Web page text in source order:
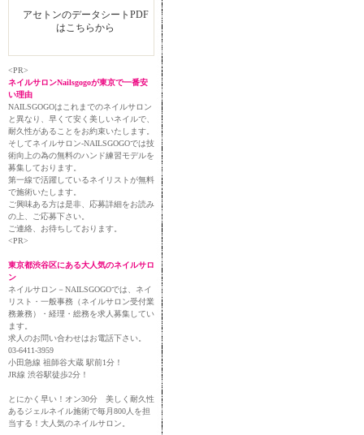
アセトンのデータシートPDF
はこちらから
<PR>
ネイルサロンNailsgogoが東京で一番安
い理由
NAILSGOGOはこれまでのネイルサロン
と異なり、早くて安く美しいネイルで、
耐久性があることをお約束いたします。
そしてネイルサロン-NAILSGOGOでは技
術向上の為の無料のハンド練習モデルを
募集しております。
第一線で活躍しているネイリストが無料
で施術いたします。
ご興味ある方は是非、応募詳細をお読み
の上、ご応募下さい。
ご連絡、お待ちしております。
<PR>
東京都渋谷区にある大人気のネイルサロ
ン
ネイルサロン－NAILSGOGOでは、ネイ
リスト・一般事務（ネイルサロン受付業
務兼務）・経理・総務を求人募集してい
ます。
求人のお問い合わせはお電話下さい。
03-6411-3959
小田急線 祖師谷大蔵 駅前1分！
JR線 渋谷駅徒歩2分！
とにかく早い！オン30分 美しく耐久性
あるジェルネイル施術で毎月800人を担
当する！大人気のネイルサロン。